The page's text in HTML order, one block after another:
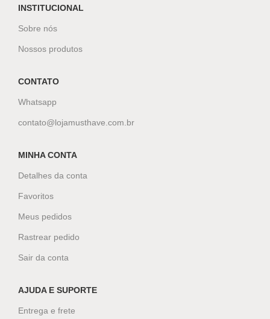
INSTITUCIONAL
Sobre nós
Nossos produtos
CONTATO
Whatsapp
contato@lojamusthave.com.br
MINHA CONTA
Detalhes da conta
Favoritos
Meus pedidos
Rastrear pedido
Sair da conta
AJUDA E SUPORTE
Entrega e frete